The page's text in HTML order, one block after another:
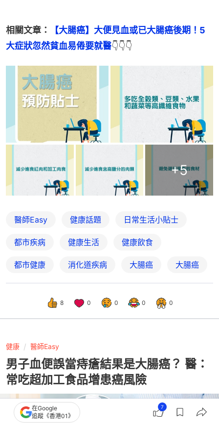
相關文章：
【大腸癌】大便見血或已大腸癌後期！5
大症狀忽然貧血易倦要就醫👇👇👇
+5
醫師Easy 健康話題 日常生活小貼士
都市疾病 健康生活 健康飲食
都市健康 消化道疾病 大腸癌 大腸癌
8 0 0 0 0
健康 醫師Easy
男子血便誤當痔瘡結果是大腸癌？ 醫：
常吃超加工食品增患癌風險
在Google
追蹤《香港01》
7